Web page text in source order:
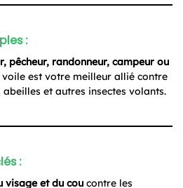
:
pêcheur, randonneur, campeur ou
voile est votre meilleur allié contre
abeilles et autres insectes volants.
:
visage et du cou contre les